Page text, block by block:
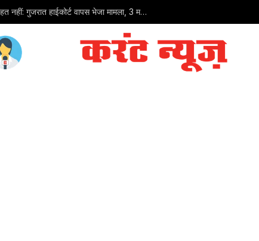
आसाराम के बेटे नारायण साईं को सुप्रीम कोर्ट से राहत नहीं: गुजरात हाईकोर्ट वापस भेजा मामला, 3 महीने में फैसले का निर्देश